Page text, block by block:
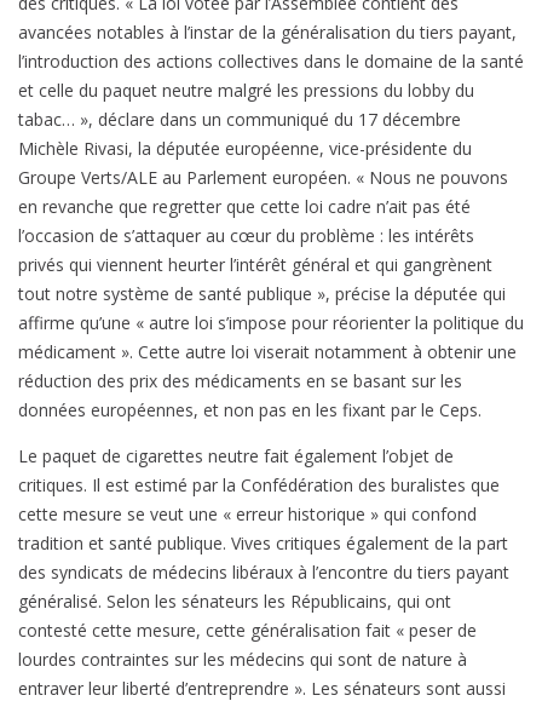
avancées notables à l’instar de la généralisation du tiers payant,
l’introduction des actions collectives dans le domaine de la santé
et celle du paquet neutre malgré les pressions du lobby du
tabac… », déclare dans un communiqué du 17 décembre
Michèle Rivasi, la députée européenne, vice-présidente du
Groupe Verts/ALE au Parlement européen. « Nous ne pouvons
en revanche que regretter que cette loi cadre n’ait pas été
l’occasion de s’attaquer au cœur du problème : les intérêts
privés qui viennent heurter l’intérêt général et qui gangrènent
tout notre système de santé publique », précise la députée qui
affirme qu’une « autre loi s’impose pour réorienter la politique du
médicament ». Cette autre loi viserait notamment à obtenir une
réduction des prix des médicaments en se basant sur les
données européennes, et non pas en les fixant par le Ceps.
Le paquet de cigarettes neutre fait également l’objet de
critiques. Il est estimé par la Confédération des buralistes que
cette mesure se veut une « erreur historique » qui confond
tradition et santé publique. Vives critiques également de la part
des syndicats de médecins libéraux à l’encontre du tiers payant
généralisé. Selon les sénateurs les Républicains, qui ont
contesté cette mesure, cette généralisation fait « peser de
lourdes contraintes sur les médecins qui sont de nature à
entraver leur liberté d’entreprendre ». Les sénateurs sont aussi